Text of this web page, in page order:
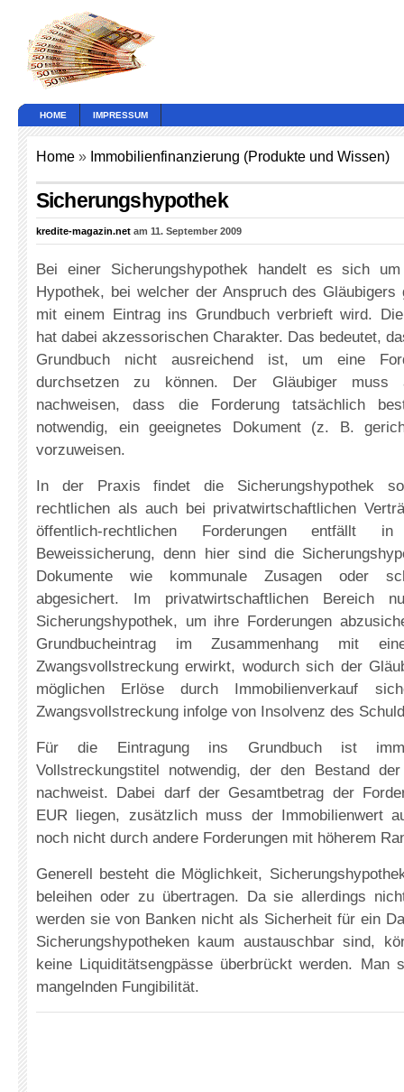
HOME IMPRESSUM
Home » Immobilienfinanzierung (Produkte und Wissen)
Sicherungshypothek
kredite-magazin.net am 11. September 2009
Bei einer Sicherungshypothek handelt es sich
Hypothek, bei welcher der Anspruch des Gläubigers
mit einem Eintrag ins Grundbuch verbrieft wird.
hat dabei akzessorischen Charakter. Das bedeutet,
Grundbuch nicht ausreichend ist, um eine
durchsetzen zu können. Der Gläubiger muss
nachweisen, dass die Forderung tatsächlich
notwendig, ein geeignetes Dokument (z. B.
vorzuweisen.
In der Praxis findet die Sicherungshypothek
rechtlichen als auch bei privatwirtschaftlichen
öffentlich-rechtlichen Forderungen
Beweissicherung, denn hier sind die
Dokumente wie kommunale Zusagen oder
abgesichert. Im privatwirtschaftlichen Bereich
Sicherungshypothek, um ihre Forderungen
Grundbucheintrag im Zusammenhang mit
Zwangsvollstreckung erwirkt, wodurch sich der
möglichen Erlöse durch Immobilienverkauf
Zwangsvollstreckung infolge von Insolvenz des
Für die Eintragung ins Grundbuch ist
Vollstreckungstitel notwendig, der den Bestand
nachweist. Dabei darf der Gesamtbetrag der
EUR liegen, zusätzlich muss der Immobilienwert
noch nicht durch andere Forderungen mit höherem
Generell besteht die Möglichkeit,
beleihen oder zu übertragen. Da sie allerdings
werden sie von Banken nicht als Sicherheit für ein
Sicherungshypotheken kaum austauschbar sind,
keine Liquiditätsengpässe überbrückt werden. Man
mangelnden Fungibilität.